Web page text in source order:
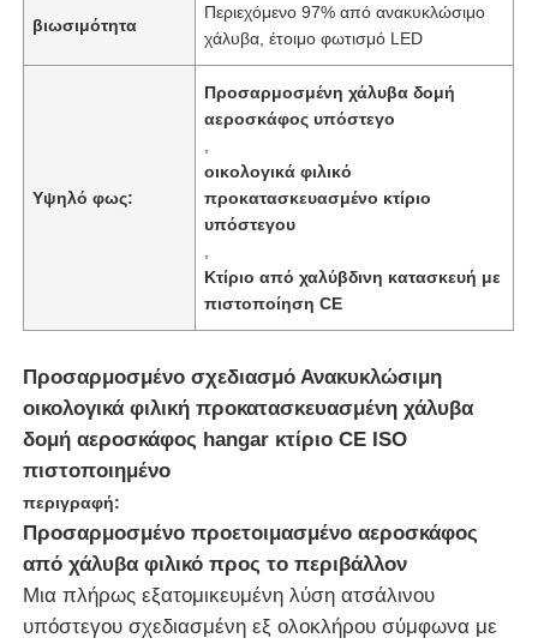
Αρχική Σελίδα
Προϊόντα
Σχετικά με εμάς
Γύρος εργοστασίων
βιωσιμότητα
Περιεχόμενο 97% από ανακυκλώσιμο
χάλυβα, έτοιμο φωτισμό LED
Υψηλό φως:
Προσαρμοσμένη χάλυβα δομή
αεροσκάφος υπόστεγο
οικολογικά φιλικό
προκατασκευασμένο κτίριο
υπόστεγου
Κτίριο από χαλύβδινη κατασκευή με
πιστοποίηση CE
Προσαρμοσμένο σχεδιασμό Ανακυκλώσιμη
οικολογικά φιλική προκατασκευασμένη χάλυβα
δομή αεροσκάφος hangar κτίριο CE ISO
πιστοποιημένο
περιγραφή:
Προσαρμοσμένο προετοιμασμένο αεροσκάφος
από χάλυβα φιλικό προς το περιβάλλον
Μια πλήρως εξατομικευμένη λύση ατσάλινου
υπόστεγου σχεδιασμένη εξ ολοκλήρου σύμφωνα με